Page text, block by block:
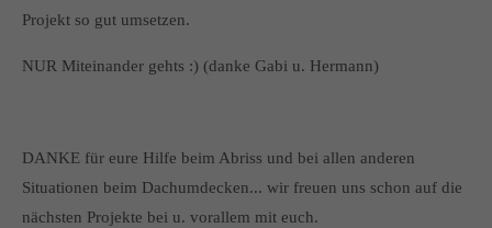
Projekt so gut umsetzen.
NUR Miteinander gehts :) (danke Gabi u. Hermann)
DANKE für eure Hilfe beim Abriss und bei allen anderen
Situationen beim Dachumdecken... wir freuen uns schon auf die
nächsten Projekte bei u. vorallem mit euch.